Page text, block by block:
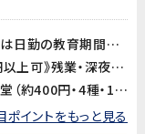
《即日勤務OK・未経験でも安心》入社後は日勤の教育期間からスタートするので、2交替勤務が初めての方でも安心してスタートできます。工場未経験の方も大歓迎です。
《時給1,500円・2交替で月収311,250円以上可》残業・深夜手当が加算され、月収311,250円以上を目指せます（所定21.25日・残業25h・深夜25hの場合）。
《食堂あり・お茶無料・全体空調完備》食堂（約400円・4種・11:30〜13:30）が利用できます。お茶も無料。空調完備の環境ですが、作業場によっては暑さを感じる場合があります。
ポイントをもっと見る